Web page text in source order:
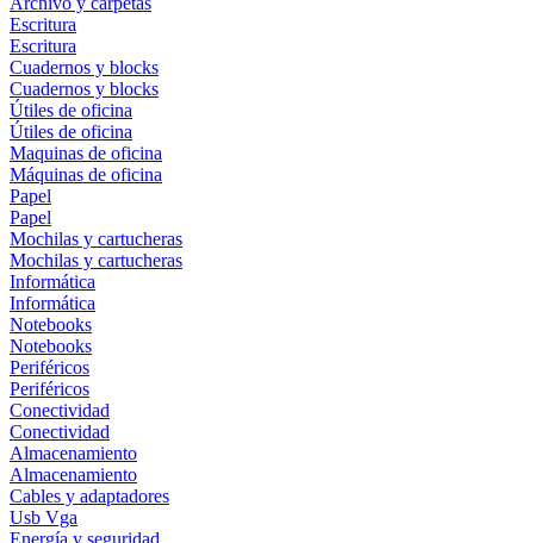
Escritura
Escritura
Cuadernos y blocks
Cuadernos y blocks
Útiles de oficina
Útiles de oficina
Maquinas de oficina
Máquinas de oficina
Papel
Papel
Mochilas y cartucheras
Mochilas y cartucheras
Informática
Informática
Notebooks
Notebooks
Periféricos
Periféricos
Conectividad
Conectividad
Almacenamiento
Almacenamiento
Cables y adaptadores
Usb Vga
Energía y seguridad